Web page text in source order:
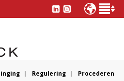
Regulering Procederen